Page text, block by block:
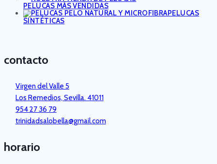
PELUCAS MÁS VENDIDAS
PELUCAS
SINTÉTICAS
contacto
Virgen del Valle 5
Los Remedios, Sevilla. 41011
954 27 36 79
trinidadsalobella@gmail.com
horario